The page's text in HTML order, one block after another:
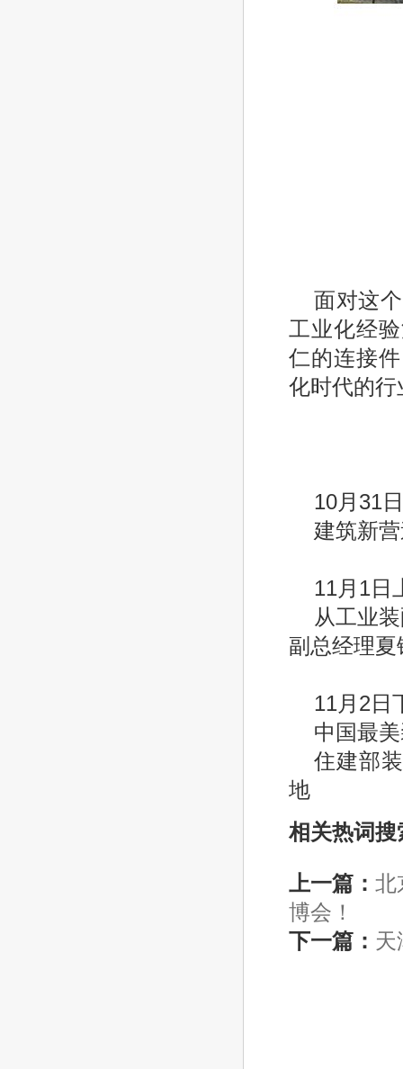
面对这
工业化经
仁的连接
化时代的
10月31
建筑新
11月1
从工业
副总经理夏
11月2
中国最
住建部
地
相关热词搜
上一篇： 北
博会！
下一篇： 天